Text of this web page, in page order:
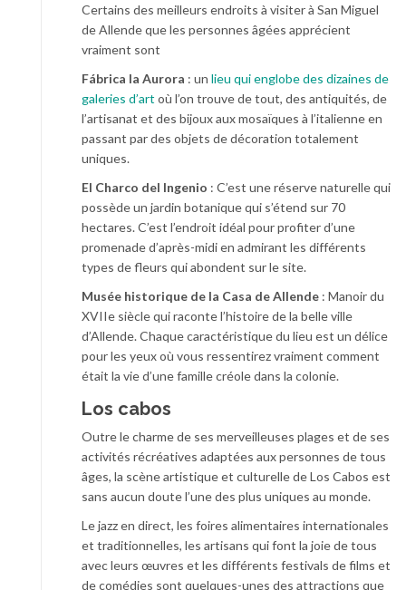
Certains des meilleurs endroits à visiter à San Miguel
de Allende que les personnes âgées apprécient
vraiment sont
Fábrica la Aurora : un lieu qui englobe des dizaines de
galeries d’art où l’on trouve de tout, des antiquités, de
l’artisanat et des bijoux aux mosaïques à l’italienne en
passant par des objets de décoration totalement
uniques.
El Charco del Ingenio : C’est une réserve naturelle qui
possède un jardin botanique qui s’étend sur 70
hectares. C’est l’endroit idéal pour profiter d’une
promenade d’après-midi en admirant les différents
types de fleurs qui abondent sur le site.
Musée historique de la Casa de Allende : Manoir du
XVIIe siècle qui raconte l’histoire de la belle ville
d’Allende. Chaque caractéristique du lieu est un délice
pour les yeux où vous ressentirez vraiment comment
était la vie d’une famille créole dans la colonie.
Los cabos
Outre le charme de ses merveilleuses plages et de ses
activités récréatives adaptées aux personnes de tous
âges, la scène artistique et culturelle de Los Cabos est
sans aucun doute l’une des plus uniques au monde.
Le jazz en direct, les foires alimentaires internationales
et traditionnelles, les artisans qui font la joie de tous
avec leurs œuvres et les différents festivals de films et
de comédies sont quelques-unes des attractions que